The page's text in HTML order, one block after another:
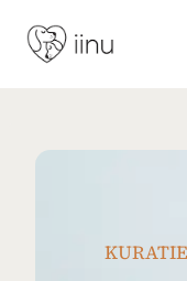
Inhalt
springen